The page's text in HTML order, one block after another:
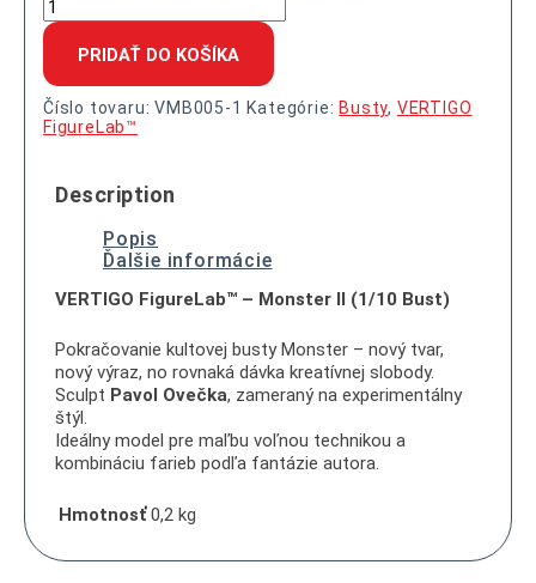
PRIDAŤ DO KOŠÍKA
Číslo tovaru:VMB005-1 Kategórie: Busty, VERTIGO
FigureLab™
Description
Popis
Ďalšie informácie
VERTIGO FigureLab™ – Monster II (1/10 Bust)
Pokračovanie kultovej busty Monster – nový tvar,
nový výraz, no rovnaká dávka kreatívnej slobody.
Sculpt Pavol Ovečka, zameraný na experimentálny
štýl.
Ideálny model pre maľbu voľnou technikou a
kombináciu farieb podľa fantázie autora.
Hmotnosť 0,2 kg